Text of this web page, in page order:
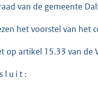
van de gemeente
het voorstel van het
op artikel 15.33 van de
l u i t :